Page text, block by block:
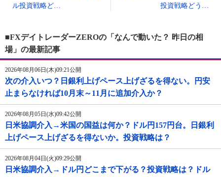
ル投資戦略ど…
投資戦略どう…
■FXデイトレーダーZEROの「なんで動いた？ 昨日の相
場」の最新記事
2026年08月06日(木)09:21公開
次の介入いつ？日銀利上げペース上げざるを得ない。円安
止まらなければ10月末～11月に追加介入か？
2026年08月05日(水)09:42公開
日米協調介入→米国の国益は何か？ドル円157円台。日銀利
上げペース上げざるを得ないか。投資戦略は？
2026年08月04日(火)09:29公開
日米協調介入→ドル円どこまで下がる？投資戦略は？ドル